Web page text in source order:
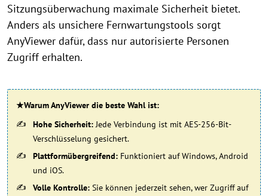
Sitzungsüberwachung maximale Sicherheit bietet.
Anders als unsichere Fernwartungstools sorgt
AnyViewer dafür, dass nur autorisierte Personen
Zugriff erhalten.
★Warum AnyViewer die beste Wahl ist:
Hohe Sicherheit:Jede Verbindung ist mit AES-256-Bit-
Verschlüsselung gesichert.
Plattformübergreifend: Funktioniert auf Windows, Android
und iOS.
Volle Kontrolle: Sie können jederzeit sehen, wer Zugriff auf